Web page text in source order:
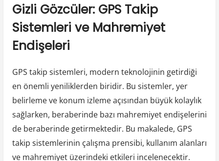
Gizli Gözcüler: GPS Takip
Sistemleri ve Mahremiyet
Endişeleri
GPS takip sistemleri, modern teknolojinin getirdiği
en önemli yeniliklerden biridir. Bu sistemler, yer
belirleme ve konum izleme açısından büyük kolaylık
sağlarken, beraberinde bazı mahremiyet endişelerini
de beraberinde getirmektedir. Bu makalede, GPS
takip sistemlerinin çalışma prensibi, kullanım alanları
ve mahremiyet üzerindeki etkileri incelenecektir.